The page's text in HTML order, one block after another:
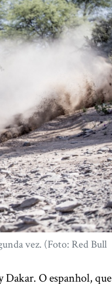
vez. (Foto: Red Bull
Dakar. O espanhol, que